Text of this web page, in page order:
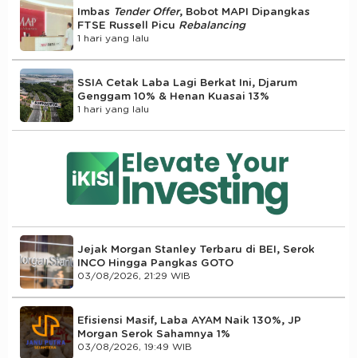
Imbas Tender Offer, Bobot MAPI Dipangkas
FTSE Russell Picu Rebalancing
1 hari yang lalu
SSIA Cetak Laba Lagi Berkat Ini, Djarum
Genggam 10% & Henan Kuasai 13%
1 hari yang lalu
Jejak Morgan Stanley Terbaru di BEI, Serok
INCO Hingga Pangkas GOTO
03/08/2026, 21:29 WIB
Efisiensi Masif, Laba AYAM Naik 130%, JP
Morgan Serok Sahamnya 1%
03/08/2026, 19:49 WIB